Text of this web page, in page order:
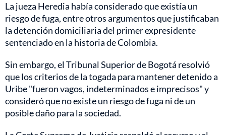
La jueza Heredia había considerado que existía un
riesgo de fuga, entre otros argumentos que justificaban
la detención domiciliaria del primer expresidente
sentenciado en la historia de Colombia.
Sin embargo, el Tribunal Superior de Bogotá resolvió
que los criterios de la togada para mantener detenido a
Uribe "fueron vagos, indeterminados e imprecisos" y
consideró que no existe un riesgo de fuga ni de un
posible daño para la sociedad.